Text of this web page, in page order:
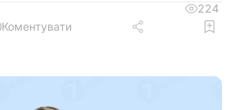
уточнити вимоги до
оплати праці, а також
224
Коментувати